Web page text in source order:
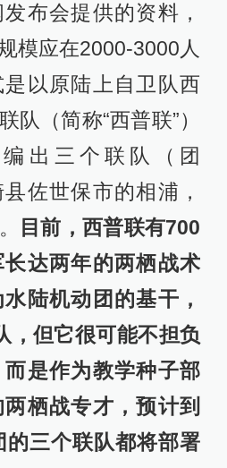
布会提供的资料，
模应在2000-3000人
以原陆上自卫队西
队（简称“西普联”）
出三个联队（团
佐世保市的相浦，
目前，西普联有700
达两年的两栖战术
陆机动团的基干，
，但它很可能不担负
是作为教学种子部
栖战专才，预计到
的三个联队都将部署